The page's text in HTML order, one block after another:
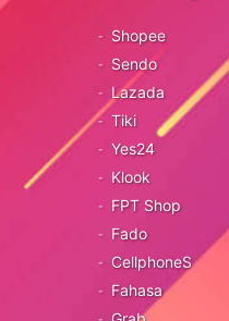
Shopee
Sendo
Lazada
Tiki
Yes24
Klook
FPT Shop
Fado
CellphoneS
Fahasa